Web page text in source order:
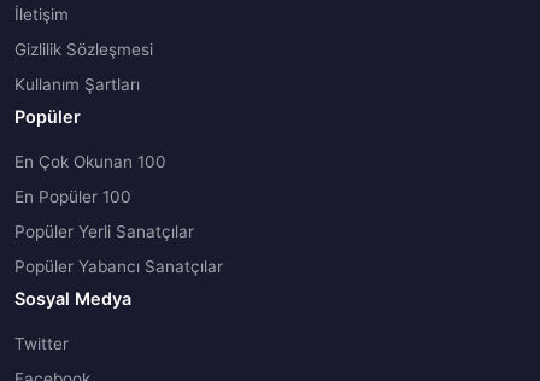
İletişim
Gizlilik Sözleşmesi
Kullanım Şartları
Popüler
En Çok Okunan 100
En Popüler 100
Popüler Yerli Sanatçılar
Popüler Yabancı Sanatçılar
Sosyal Medya
Twitter